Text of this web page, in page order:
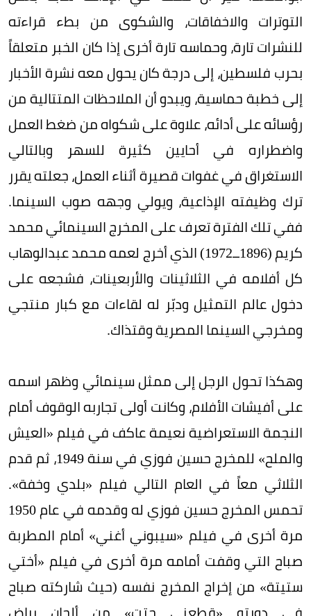
التوترات والاخفاقات، والشكوى من بطء قراءته
للنشرات تارة، وحماسه تارة أخرى إذا كان الخبر متعلقاً
بحرب فلسطين، إلى درجة كان يحول معه نشرة الأخبار
إلى خطبة حماسية، ويبدو أن الملاحظات المتتالية من
رؤسائه على أدائه، علاوة على شكواه من ضغط العمل
واضطراره في أحايين كثيرة للسهر وبالتالي
الاستغراق في غفوات قصيرة أثناء العمل، جعلته يقرر
ترك وظيفته الإذاعية، ويولي وجهه صوب السينما.
ففي تلك الفترة تعرف على المخرج السينمائي محمد
كريم (1896ــ1972) الذي أخرج لعمه محمد عبدالوهاب
كل أفلامه في الثلاثينات والأربعينات، فشجعه على
دخول عالم التمثيل ودبّر له لقاءات مع كبار منتجي
ومخرجي السينما المصرية وقتذاك.
وهكذا تحول الرجل إلى ممثل سينمائي وظهر اسمه
على أفيشات الأفلام، وكانت أولى تجاربه الوقوف أمام
النجمة الاستعراضية نعيمة عاكف في فيلم «العيش
والملح» للمخرج حسين فوزي في سنة 1949، ثم قدم
الثلاثي معاً في العام التالي فيلم «بلدي وخفة».
تحمس المخرج حسين فوزي له وقدمه في عام 1950
مرة أخرى في فيلم «سيبوني أغني» أمام المطربة
صباح التي وقفت أمامه مرة أخرى في فيلم «أختي
ستيتة» من إخراج المخرج نفسه (حيث شاركته صباح